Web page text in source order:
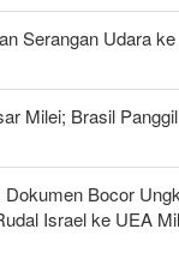
Serangan Udara
Milei; Brasil
Bocor
Israel ke UEA